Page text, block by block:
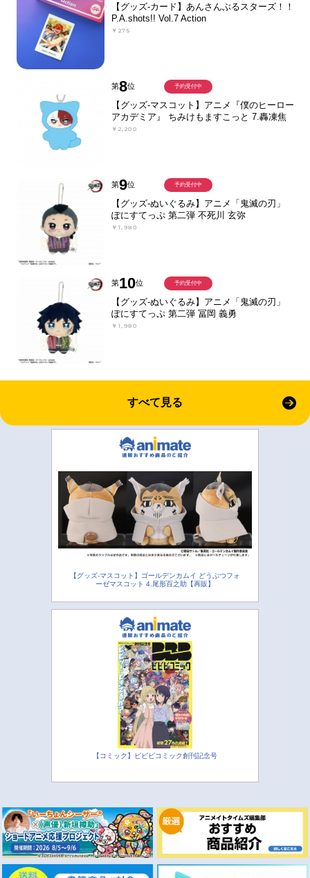
【グッズ-カード】あんさんぶるスターズ！！
P.A.shots!! Vol.7 Action
￥275
第8位
【グッズ-マスコット】アニメ『僕のヒーロー
アカデミア』 ちみけもますこっと 7.轟凍焦
￥2,200
予約受付中
第9位
【グッズ-ぬいぐるみ】アニメ「鬼滅の刃」
ぽにすてっぷ 第二弾 不死川 玄弥
￥1,980
予約受付中
第10位
【グッズ-ぬいぐるみ】アニメ「鬼滅の刃」
ぽにすてっぷ 第二弾 冨岡 義勇
￥1,980
予約受付中
すべて見る
【グッズ-マスコット】ゴールデンカムイ どうぶつフォ
ーゼマスコット 4.尾形百之助【再販】
【コミック】ビビビコミック創刊記念号